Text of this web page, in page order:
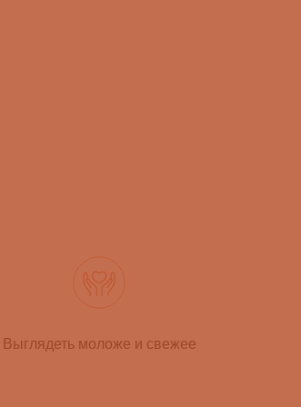
Выглядеть моложе и свежее